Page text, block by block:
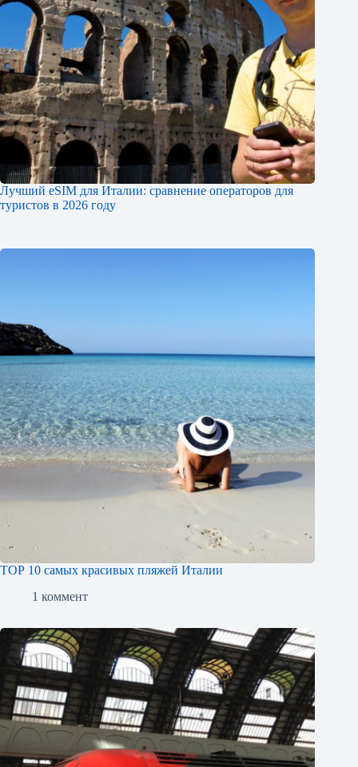
Лучший eSIM для Италии: сравнение операторов для
туристов в 2026 году
ТОР 10 самых красивых пляжей Италии
1 коммент